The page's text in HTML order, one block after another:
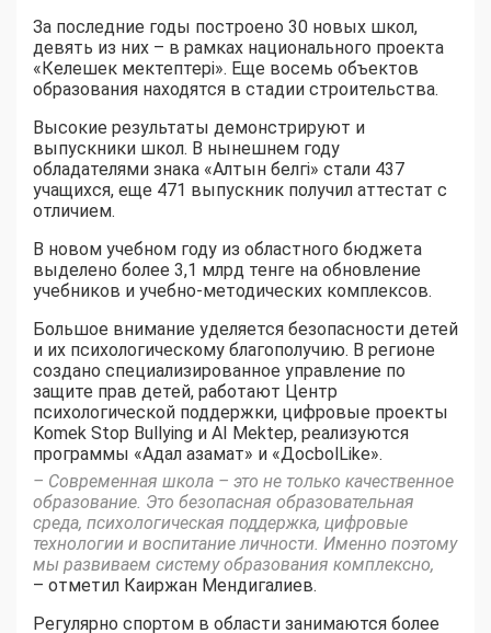
За последние годы построено 30 новых школ,
девять из них – в рамках национального проекта
«Келешек мектептері». Еще восемь объектов
образования находятся в стадии строительства.
Высокие результаты демонстрируют и
выпускники школ. В нынешнем году
обладателями знака «Алтын белгі» стали 437
учащихся, еще 471 выпускник получил аттестат с
отличием.
В новом учебном году из областного бюджета
выделено более 3,1 млрд тенге на обновление
учебников и учебно-методических комплексов.
Большое внимание уделяется безопасности детей
и их психологическому благополучию. В регионе
создано специализированное управление по
защите прав детей, работают Центр
психологической поддержки, цифровые проекты
Komek Stop Bullying и AI Mektep, реализуются
программы «Адал азамат» и «ДосbolLike».
– Современная школа – это не только качественное
образование. Это безопасная образовательная
среда, психологическая поддержка, цифровые
технологии и воспитание личности. Именно поэтому
мы развиваем систему образования комплексно,
– отметил Каиржан Мендигалиев.
Регулярно спортом в области занимаются более